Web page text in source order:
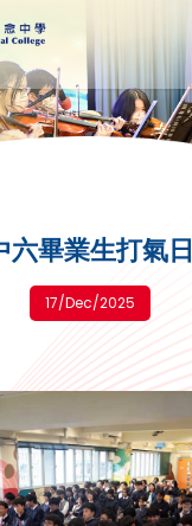
六畢業生打氣日
17/Dec/2025